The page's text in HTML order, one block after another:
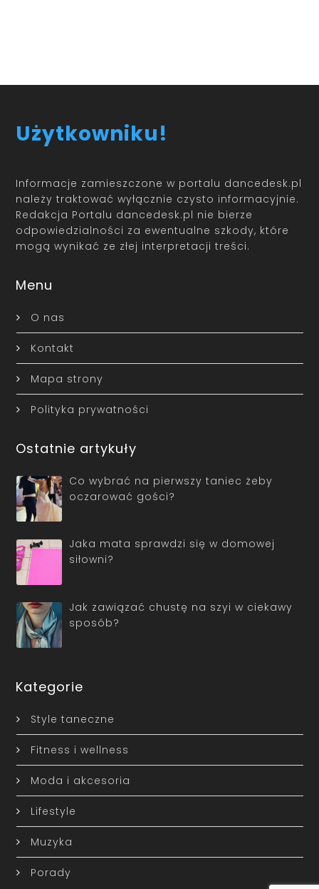
Użytkowniku!
Informacje zamieszczone w portalu dancedesk.pl
należy traktować wyłącznie czysto informacyjnie.
Redakcja Portalu dancedesk.pl nie bierze
odpowiedzialności za ewentualne szkody, które
mogą wynikać ze złej interpretacji treści.
Menu
O nas
Kontakt
Mapa strony
Polityka prywatności
Ostatnie artykuły
Co wybrać na pierwszy taniec żeby
oczarować gości?
Jaka mata sprawdzi się w domowej
siłowni?
Jak zawiązać chustę na szyi w ciekawy
sposób?
Kategorie
Style taneczne
Fitness i wellness
Moda i akcesoria
Lifestyle
Muzyka
Porady